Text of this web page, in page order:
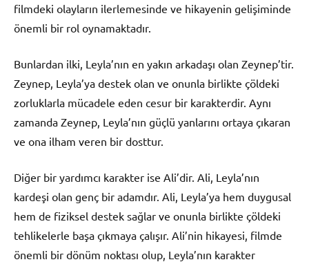
filmdeki olayların ilerlemesinde ve hikayenin gelişiminde
önemli bir rol oynamaktadır.
Bunlardan ilki, Leyla’nın en yakın arkadaşı olan Zeynep’tir.
Zeynep, Leyla’ya destek olan ve onunla birlikte çöldeki
zorluklarla mücadele eden cesur bir karakterdir. Aynı
zamanda Zeynep, Leyla’nın güçlü yanlarını ortaya çıkaran
ve ona ilham veren bir dosttur.
Diğer bir yardımcı karakter ise Ali’dir. Ali, Leyla’nın
kardeşi olan genç bir adamdır. Ali, Leyla’ya hem duygusal
hem de fiziksel destek sağlar ve onunla birlikte çöldeki
tehlikelerle başa çıkmaya çalışır. Ali’nin hikayesi, filmde
önemli bir dönüm noktası olup, Leyla’nın karakter